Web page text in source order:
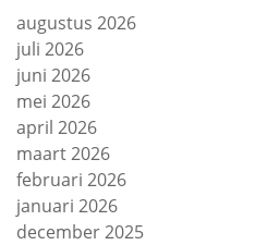
augustus 2026
juli 2026
juni 2026
mei 2026
april 2026
maart 2026
februari 2026
januari 2026
december 2025